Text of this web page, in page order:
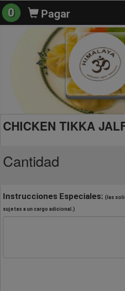
0 Pagar
CHICKEN TIKKA
Cantidad
Instrucciones Especiales: (las
sujetas a un cargo adicional.)